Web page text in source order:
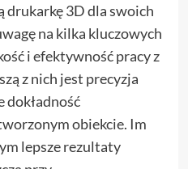
3D dla swoich
na kilka kluczowych
i efektywność pracy z
z nich jest precyzja
obiekcie. Im
lepsze rezultaty